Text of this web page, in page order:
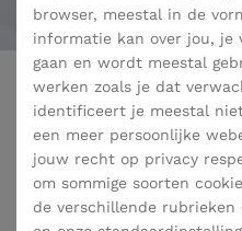
terug naar nieuws
browser, meestal in de
informatie kan over jou, je
gaan en wordt meestal
werken zoals je dat
identificeert je meestal
een meer persoonlijke
jouw recht op privacy
om sommige soorten
de verschillende